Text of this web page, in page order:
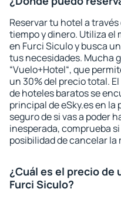
Reservar tu hotel a
tiempo y dinero. Utiliza el
en Furci Siculo y busca
tus necesidades. Mucha
“Vuelo+Hotel“, que
un 30% del precio total.
de hoteles baratos se
principal de eSky.es en la
seguro de si vas a poder
inesperada, comprueba
posibilidad de cancelar la
¿Cuál es el precio de
Furci Siculo?